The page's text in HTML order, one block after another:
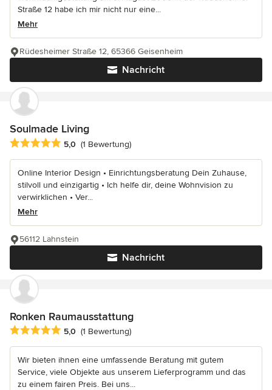
Straße 12 habe ich mir nicht nur eine...
Mehr
Nachricht
Rüdesheimer Straße 12, 65366 Geisenheim
Soulmade Living
Durchschnittliche Bewertung: 5 von 5 Sternen
5,0 (1 Bewertung)
Online Interior Design • Einrichtungsberatung Dein Zuhause,
stilvoll und einzigartig • Ich helfe dir, deine Wohnvision zu
verwirklichen • Ver...
Mehr
Nachricht
56112 Lahnstein
Ronken Raumausstattung
Durchschnittliche Bewertung: 5 von 5 Sternen
5,0 (1 Bewertung)
Wir bieten ihnen eine umfassende Beratung mit gutem
Service, viele Objekte aus unserem Lieferprogramm und das
zu einem fairen Preis. Bei uns...